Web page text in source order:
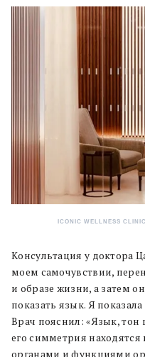
ICONIC WELLNESS
Консультация у доктора
моем самочувствии,
и образе жизни, а затем
показать язык. Я
Врач пояснил: «Язык, тон
его симметрия находятся
органами и функциями